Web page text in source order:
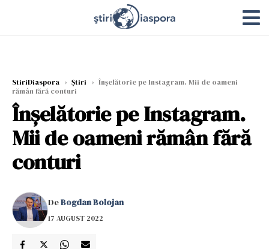
StiriDiaspora › Știri › Înșelătorie pe Instagram. Mii de oameni
rămân fără conturi
Înșelătorie pe Instagram.
Mii de oameni rămân fără
conturi
DeBogdan Bolojan
17 AUGUST 2022